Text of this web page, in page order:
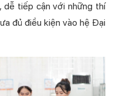
dễ tiếp cận với những thí
đủ điều kiện vào hệ Đại